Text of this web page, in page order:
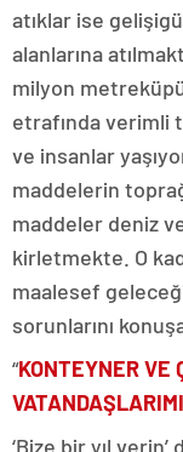
atıklar ise
alanlarına
milyon
etrafında verimli
ve insanlar
maddelerin
maddeler deniz
kirletmekte. O
maalesef
sorunlarını
“KONTEYNER VE
‘Bize bir yıl